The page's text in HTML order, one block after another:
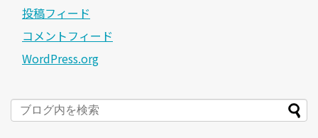
投稿フィード
コメントフィード
WordPress.org